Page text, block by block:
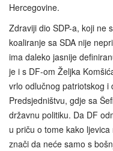
Hercegovine.
Zdraviji dio SDP-a, koji ne
koaliranje sa SDA nije
ima daleko jasnije
je i s DF-om Željka
vrlo odlučnog patriotskog i
Predsjedništvu, gdje sa
državnu politiku. Da DF
u priču o tome kako
znači da neće samo s